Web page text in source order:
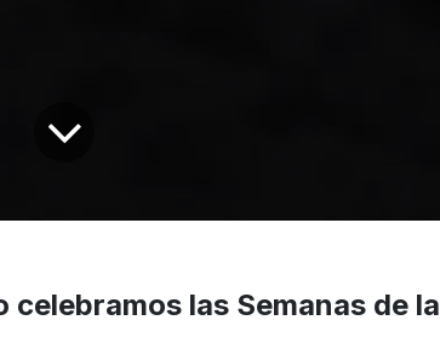
celebramos las Semanas de la